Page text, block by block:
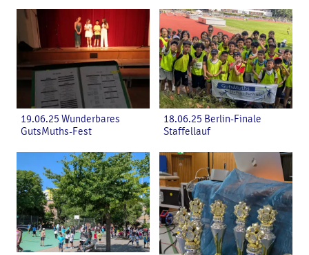
19.06.25 Wunderbares
GutsMuths-Fest
18.06.25 Berlin-Finale
Staffellauf